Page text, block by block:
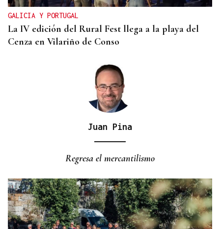
GALICIA Y PORTUGAL
La IV edición del Rural Fest llega a la playa del
Cenza en Vilariño de Conso
Juan Pina
Regresa el mercantilismo